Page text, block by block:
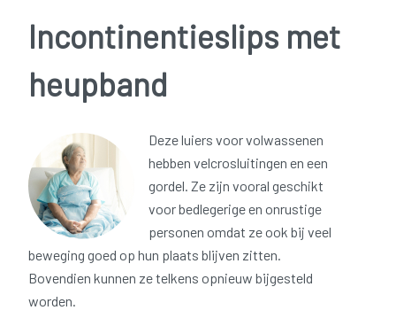
Incontinentieslips met
heupband
Deze luiers voor volwassenen
hebben velcrosluitingen en een
gordel. Ze zijn vooral geschikt
voor bedlegerige en onrustige
personen omdat ze ook bij veel
beweging goed op hun plaats blijven zitten.
Bovendien kunnen ze telkens opnieuw bijgesteld
worden.